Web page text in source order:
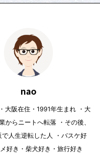
nao
大阪在住・1991年生まれ ・大
からニートへ転落 ・その後、
で人生逆転した人 ・バスケ好
好き・柴犬好き・旅行好き